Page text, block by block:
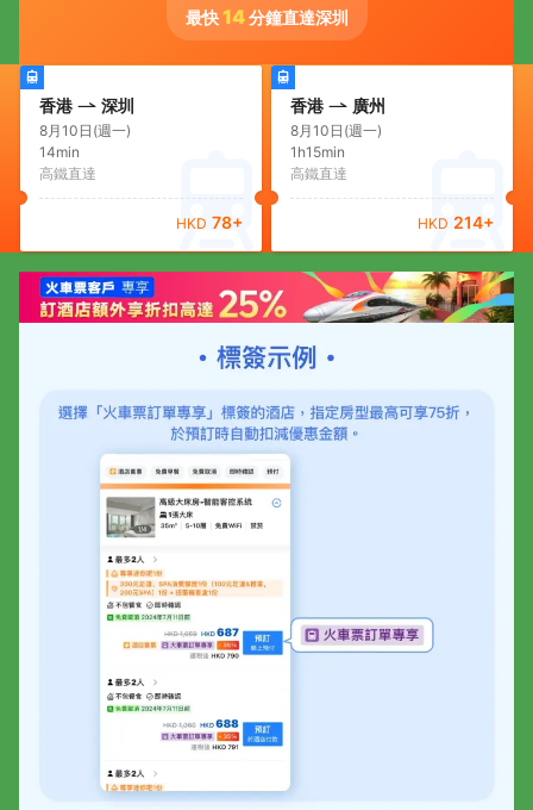
最快 14分鐘直達深圳
香港 深圳
8月10日(週一)
14min
高鐵直達
HKD 78+
香港 廣州
8月10日(週一)
1h15min
高鐵直達
HKD 214+